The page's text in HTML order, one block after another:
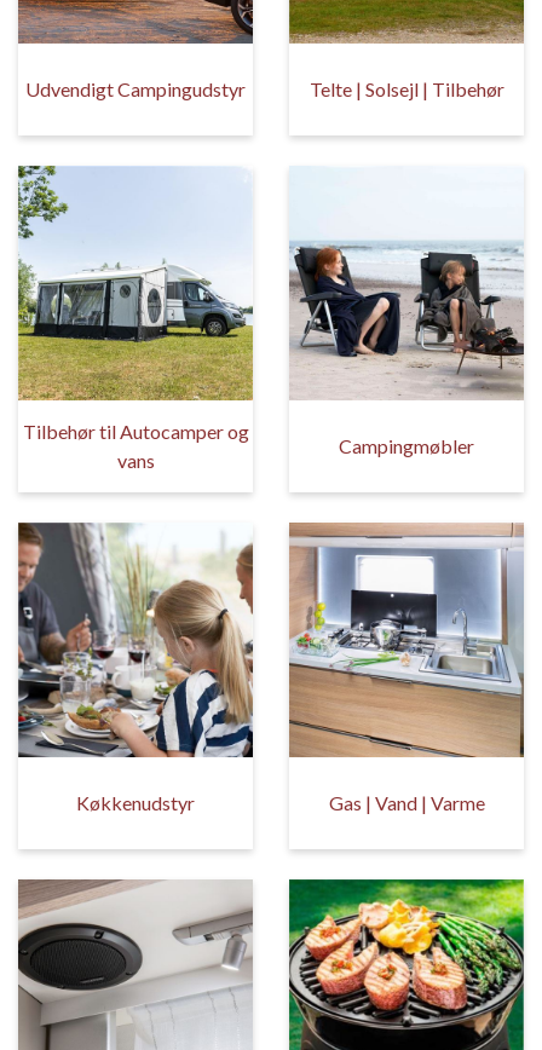
Udvendigt Campingudstyr Telte | Solsejl | Tilbehør
Tilbehør til Autocamper og
vans
Campingmøbler
Køkkenudstyr Gas | Vand | Varme